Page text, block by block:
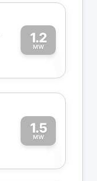
1.2
MW1
1.5
MW1